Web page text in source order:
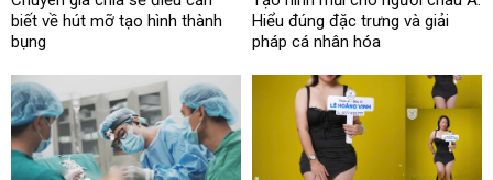
biết về hút mỡ tạo hình thành
bụng
Hiểu đúng đặc trưng và giải
pháp cá nhân hóa